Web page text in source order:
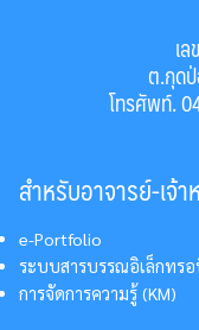
เ
ต.กุด
โทรศัพท์.
สำหรับอาจารย์-เจ้า
e-Portfolio
ระบบสารบรรณอิเล็กทร
การจัดการความรู้ (KM)